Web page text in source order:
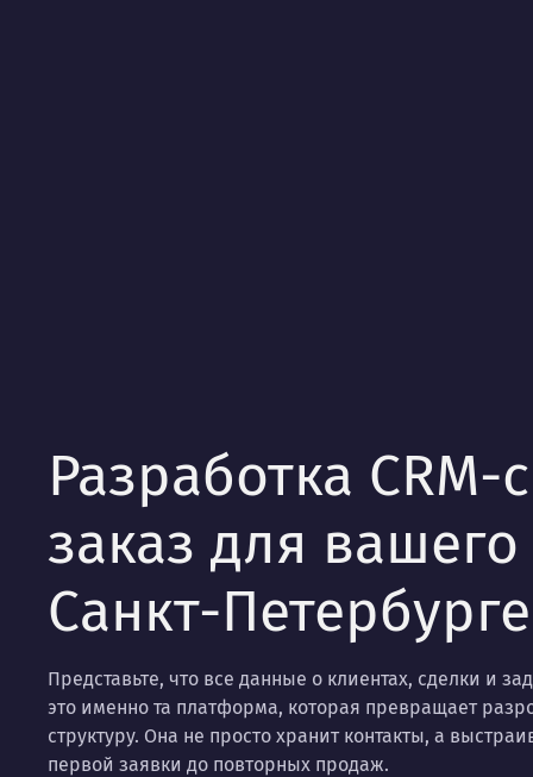
Разработка CRM-
заказ для
Санкт-Петербурге
Представьте, что все данные о клиентах, сделки и
это именно та платформа, которая превращает
структуру. Она не просто хранит контакты, а
первой заявки до повторных продаж.